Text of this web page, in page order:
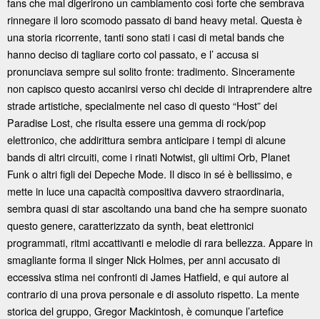
rinnegare il loro scomodo passato di band heavy metal. Questa è
una storia ricorrente, tanti sono stati i casi di metal bands che
hanno deciso di tagliare corto col passato, e l’ accusa si
pronunciava sempre sul solito fronte: tradimento. Sinceramente
non capisco questo accanirsi verso chi decide di intraprendere altre
strade artistiche, specialmente nel caso di questo “Host” dei
Paradise Lost, che risulta essere una gemma di rock/pop
elettronico, che addirittura sembra anticipare i tempi di alcune
bands di altri circuiti, come i rinati Notwist, gli ultimi Orb, Planet
Funk o altri figli dei Depeche Mode. Il disco in sé è bellissimo, e
mette in luce una capacità compositiva davvero straordinaria,
sembra quasi di star ascoltando una band che ha sempre suonato
questo genere, caratterizzato da synth, beat elettronici
programmati, ritmi accattivanti e melodie di rara bellezza. Appare in
smagliante forma il singer Nick Holmes, per anni accusato di
eccessiva stima nei confronti di James Hatfield, e qui autore al
contrario di una prova personale e di assoluto rispetto. La mente
storica del gruppo, Gregor Mackintosh, è comunque l’artefice